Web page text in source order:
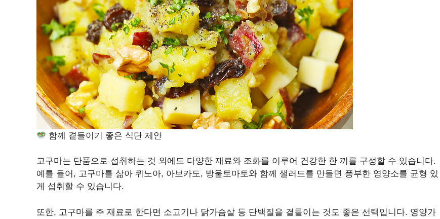
함께 곁들이기 좋은 식단 제안
고구마는 단품으로 섭취하는 것 외에도 다양한 재료와 조화를 이루어 건강한 한 끼를 구성할 수 있습니다.
예를 들어, 고구마를 삶아 퀴노아, 아보카도, 방울토마토와 함께 샐러드를 만들면 풍부한 영양소를 균형 있
게 섭취할 수 있습니다.
또한, 고구마를 주 재료로 한다면 소고기나 닭가슴살 등 단백질을 곁들이는 것도 좋은 선택입니다. 영양가